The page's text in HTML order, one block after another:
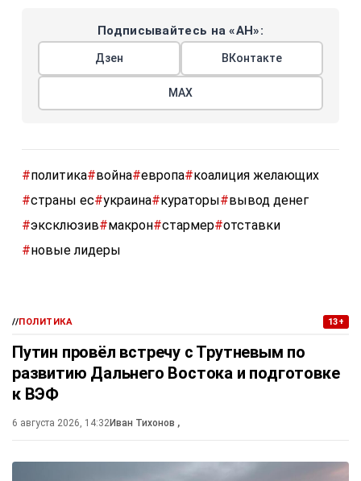
Подписывайтесь на «АН»:
Дзен ВКонтакте
МАХ
#политика#война#европа#коалиция желающих
#страны ес#украина#кураторы#вывод денег
#эксклюзив#макрон#стармер#отставки
#новые лидеры
//ПОЛИТИКА 13+
Путин провёл встречу с Трутневым по
развитию Дальнего Востока и подготовке
к ВЭФ
6 августа 2026, 14:32Иван Тихонов ,